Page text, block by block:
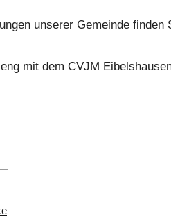
unserer Gemeinde finden
mit dem CVJM